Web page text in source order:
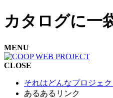
カタログに一
MENU
CLOSE
それはどんなプロジェク
あるあるリンク